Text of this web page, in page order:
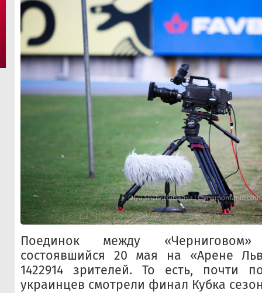
Поединок между
состоявшийся 20 мая на «Арене
1422914 зрителей. То есть, почти
украинцев смотрели финал Кубка